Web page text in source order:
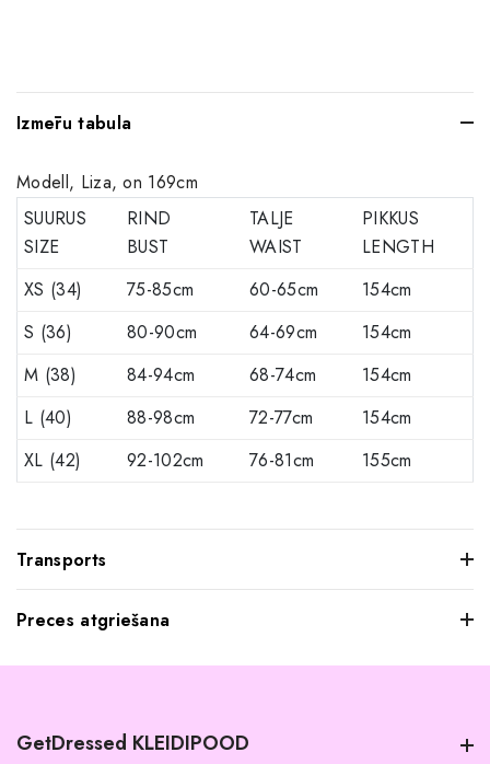
Izmēru tabula
Modell, Liza, on 169cm
SUURUS
SIZE
RIND
BUST
TALJE
WAIST
PIKKUS
LENGTH
XS (34)
75-85cm 60-65cm
154cm
S (36)
80-90cm 64-69cm
154cm
M (38)
84-94cm 68-74cm
154cm
L (40)
88-98cm 72-77cm
154cm
XL (42)
92-102cm 76-81cm 155cm
Transports
Preces atgriešana
atgriezt mums visus produktus, kurus nevēlaties paturēt.
GetDressed KLEIDIPOOD